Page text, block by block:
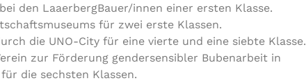
den LaaerbergBauer/innen einer ersten Klasse.
für zwei erste Klassen.
die UNO-City für eine vierte und eine siebte Klasse.
zur Förderung gendersensibler Bubenarbeit in
die sechsten Klassen.